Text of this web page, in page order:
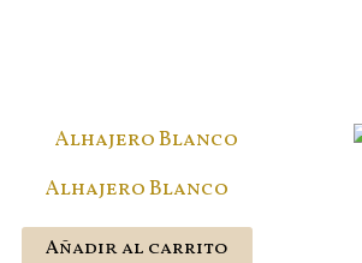
Alhajero Blanco
Añadir al carrito